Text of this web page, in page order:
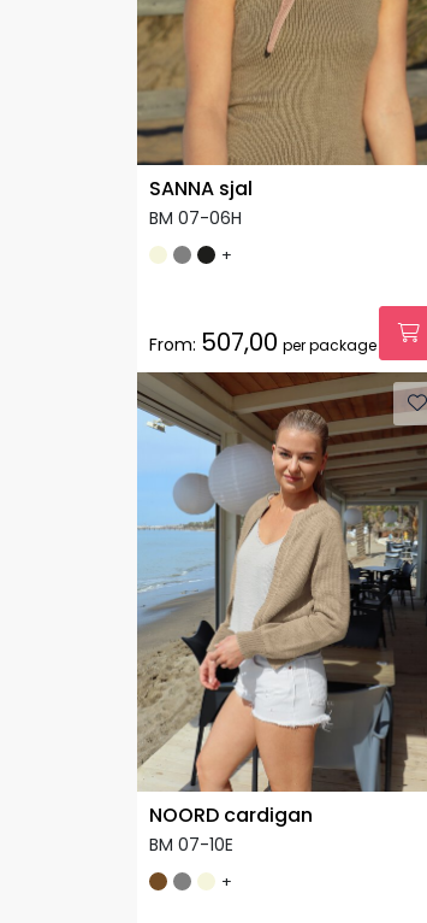
SANNA sjal
BM 07-06H
+
From: 507,00 per package
NOORD cardigan
BM 07-10E
+